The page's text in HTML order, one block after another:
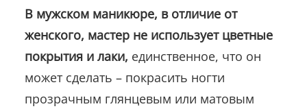
В мужском маникюре, в отличие от
женского, мастер не использует цветные
покрытия и лаки, единственное, что он
может сделать – покрасить ногти
прозрачным глянцевым или матовым